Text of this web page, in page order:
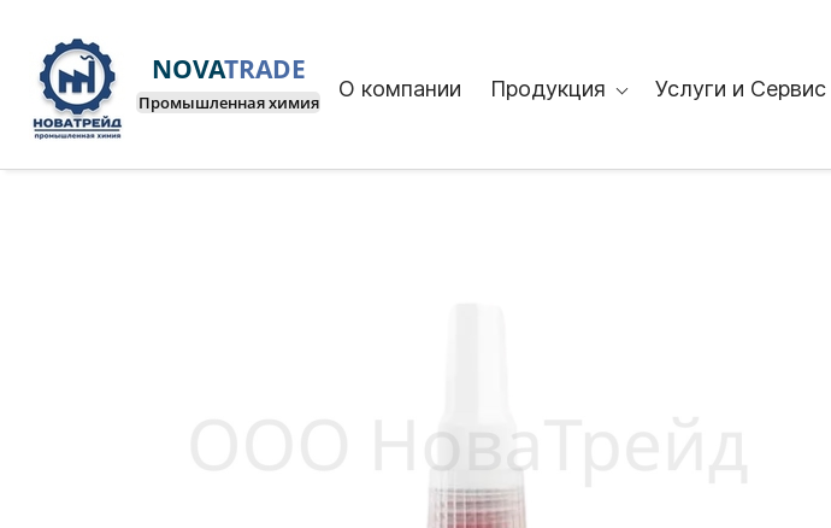
NOVATRADE
Промышленная химия
О компании Продукция Услуги и Сервис